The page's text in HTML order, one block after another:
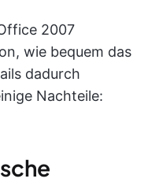
2007
wie bequem das
dadurch
Nachteile: